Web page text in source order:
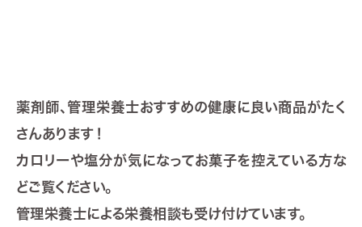
薬剤師、管理栄養士おすすめの健康に良い商品がたく
さんあります！
カロリーや塩分が気になってお菓子を控えている方な
どご覧ください。
管理栄養士による栄養相談も受け付けています。